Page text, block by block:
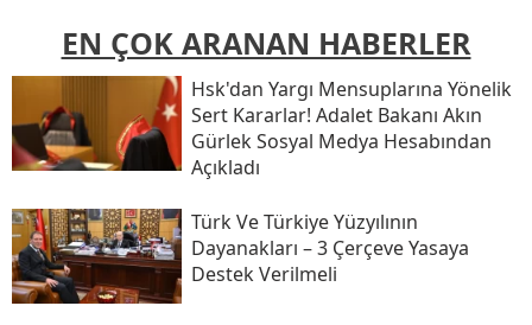
EN ÇOK ARANAN HABERLER
Hsk'dan Yargı Mensuplarına Yönelik
Sert Kararlar! Adalet Bakanı Akın
Gürlek Sosyal Medya Hesabından
Açıkladı
Türk Ve Türkiye Yüzyılının
Dayanakları – 3 Çerçeve Yasaya
Destek Verilmeli